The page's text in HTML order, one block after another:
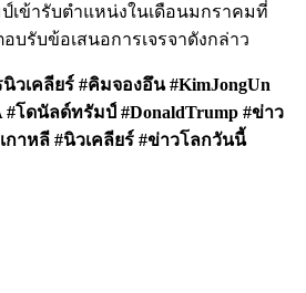
เข้ารับตำแหน่งในเดือนมกราคมที่
บรับข้อเสนอการเจรจาดังกล่าว
วเคลียร์ #คิมจองอึน #KimJongUn
โดนัลด์ทรัมป์ #DonaldTrump #ข่าว
กาหลี #นิวเคลียร์ #ข่าวโลกวันนี้